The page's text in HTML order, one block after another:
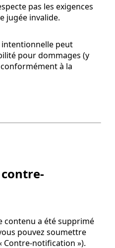
pas les exigences
jugée invalide.
peut
pour dommages (y
à la
contenu a été supprimé
pouvez soumettre
notification »).